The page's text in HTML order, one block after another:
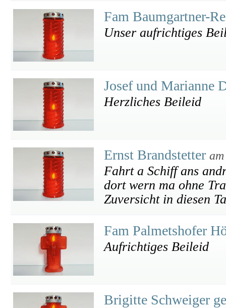
Fam Baumgartner-
Unser aufrichtiges
Josef und Marianne
Herzliches Beileid
Ernst Brandstetter
Fahrt a Schiff ans
dort wern ma ohne
Zuversicht in diesen
Fam Palmetshofer
Aufrichtiges Beileid
Brigitte Schweiger